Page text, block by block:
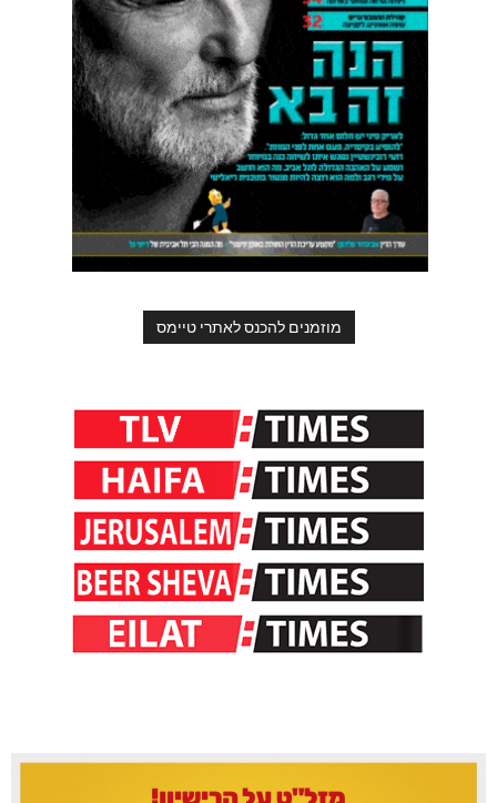
מוזמנים להכנס לאתרי טיימס